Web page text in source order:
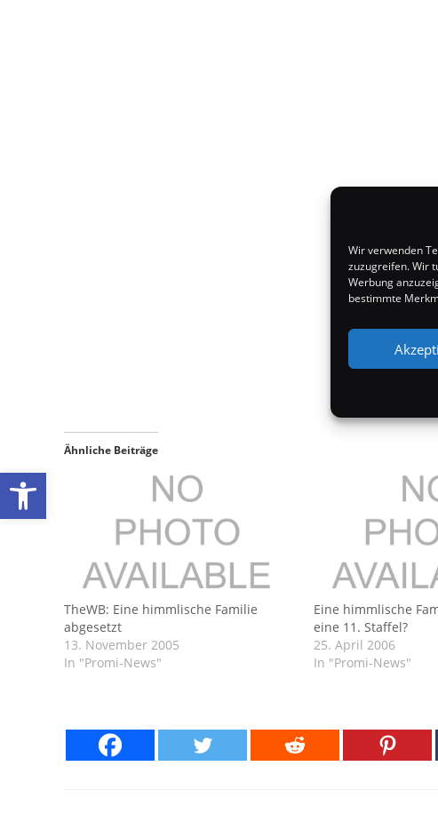
Werkzeugleiste öffnen
Wir verwenden
zuzugreifen. Wir
Werbung
bestimmte
Ähnliche Beiträge
TheWB: Eine himmlische Familie
abgesetzt
13. November 2005
In "Promi-News"
Eine himmlische
eine 11. Staffel?
25. April 2006
In "Promi-News"